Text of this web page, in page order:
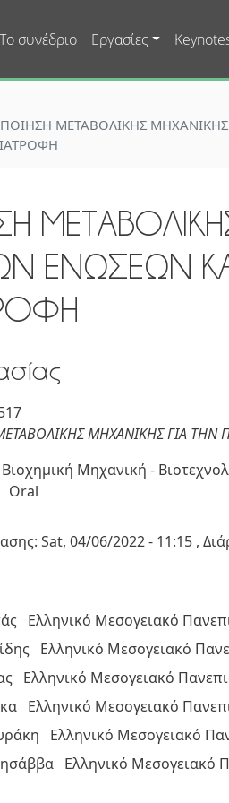
navigation
Το συνέδριο Εργασίες
ΜΕΤΑΒΟΛΙΚΗΣ
ΕΝΩΣΕΩΝ
ΜΗΧΑΝΙΚΗΣ ΓΙΑ
Βιοχημική Μηχανική -
Oral
Sat, 04/06/2022- 11:15 ,
Ελληνικό Μεσογειακό
Ελληνικό Μεσογειακό
Ελληνικό Μεσογειακό
Ελληνικό Μεσογειακό
Ελληνικό Μεσογειακό
Ελληνικό Μεσογειακό